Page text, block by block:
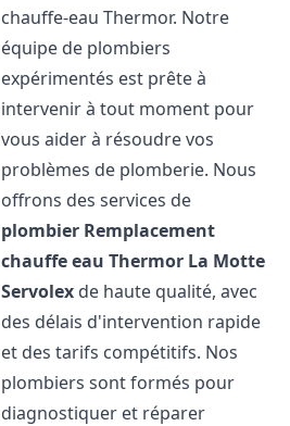
chauffe-eau Thermor. Notre
équipe de plombiers
expérimentés est prête à
intervenir à tout moment pour
vous aider à résoudre vos
problèmes de plomberie. Nous
offrons des services de
plombier Remplacement
chauffe eau Thermor La Motte
Servolex de haute qualité, avec
des délais d'intervention rapide
et des tarifs compétitifs. Nos
plombiers sont formés pour
diagnostiquer et réparer